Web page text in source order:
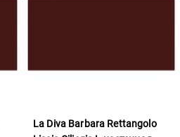
La Diva Barbara Rettangolo